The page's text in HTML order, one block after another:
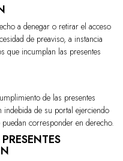
a denegar o retirar el acceso
de preaviso, a instancia
que incumplan las presentes
de las presentes
de su portal ejerciendo
corresponder en derecho.